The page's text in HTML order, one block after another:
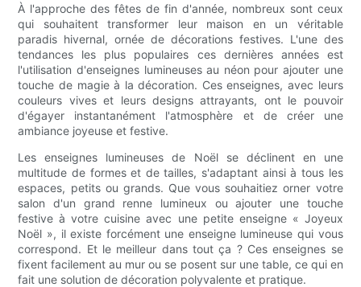
À l'approche des fêtes de fin d'année, nombreux sont ceux
qui souhaitent transformer leur maison en un véritable
paradis hivernal, ornée de décorations festives. L'une des
tendances les plus populaires ces dernières années est
l'utilisation d'enseignes lumineuses au néon pour ajouter une
touche de magie à la décoration. Ces enseignes, avec leurs
couleurs vives et leurs designs attrayants, ont le pouvoir
d'égayer instantanément l'atmosphère et de créer une
ambiance joyeuse et festive.
Les enseignes lumineuses de Noël se déclinent en une
multitude de formes et de tailles, s'adaptant ainsi à tous les
espaces, petits ou grands. Que vous souhaitiez orner votre
salon d'un grand renne lumineux ou ajouter une touche
festive à votre cuisine avec une petite enseigne « Joyeux
Noël », il existe forcément une enseigne lumineuse qui vous
correspond. Et le meilleur dans tout ça ? Ces enseignes se
fixent facilement au mur ou se posent sur une table, ce qui en
fait une solution de décoration polyvalente et pratique.